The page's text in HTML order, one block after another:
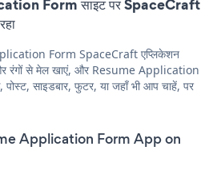
Form साइट पर SpaceCraft
Form SpaceCraft एप्लिकेशन
रंगों से मेल खाएं, और Resume Application
साइडबार, फुटर, या जहाँ भी आप चाहें, पर
Application Form App on